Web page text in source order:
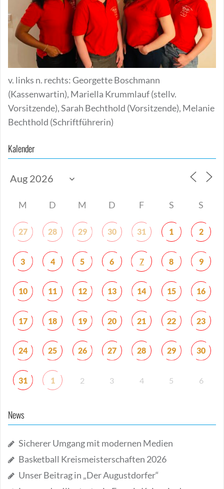
v. links n. rechts: Georgette Boschmann
(Kassenwartin), Mariella Krummlauf (stellv.
Vorsitzende), Sarah Bechthold (Vorsitzende), Melanie
Bechthold (Schriftführerin)
Kalender
M D M D F S S
27 28 29 30 31 1 2
3 4 5 6 7 8 9
10 11 12 13 14 15 16
17 18 19 20 21 22 23
24 25 26 27 28 29 30
31 1 2 3 4 5 6
News
Sicherer Umgang mit modernen Medien
Basketball Kreismeisterschaften 2026
Unser Beitrag in „Der Augustdorfer“